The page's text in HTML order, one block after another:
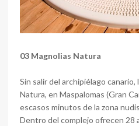
03 Magnolias Natura
Sin salir del archipiélago
Natura, en Maspalomas (Gran
escasos minutos de la zona
Dentro del complejo ofrecen 28